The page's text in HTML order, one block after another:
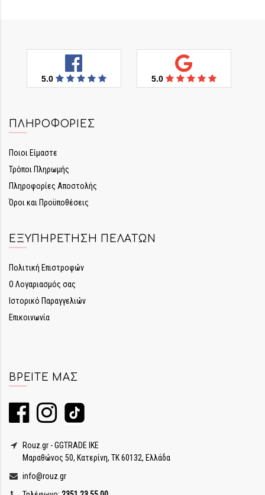
5.0 5.0
ΠΛΗΡΟΦΟΡΊΕΣ
Ποιοι Είμαστε
Τρόποι Πληρωμής
Πληροφορίες Αποστολής
Όροι και Προϋποθέσεις
ΕΞΥΠΗΡΈΤΗΣΗ ΠΕΛΑΤΏΝ
Πολιτική Επιστροφών
Ο Λογαριασμός σας
Ιστορικό Παραγγελιών
Επικοινωνία
ΒΡΕΊΤΕ ΜΑΣ
Rouz.gr - GGTRADE IKE
Μαραθώνος 50, Κατερίνη, ΤΚ 60132, Ελλάδα
info@rouz.gr